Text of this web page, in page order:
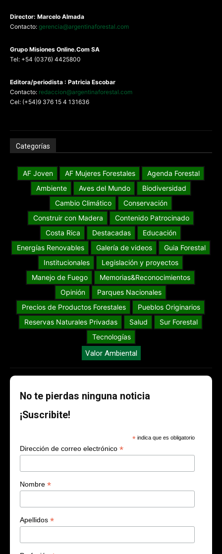
Director: Marcelo Almada
Contacto: gerencia@argentinaforestal.com
Grupo Misiones Online.Com SA
Tel: +54 (0376) 4425800
Editora/periodista : Patricia Escobar
Contacto: redaccion@argentinaforestal.com
Cel: (+54)9 376 15 4 131636
Categorías
AF Joven AF Mujeres Forestales
Agenda Forestal
Ambiente
Aves del Mundo
Biodiversidad
Cambio Climático
Conservación
Construir con Madera
Contenido Patrocinado
Costa Rica
Destacadas
Educación
Energías Renovables
Galería de videos
Guia Forestal
Institucionales
Legislación y proyectos
Manejo de Fuego
Memorias&Reconocimientos
Opinión
Parques Nacionales
Precios de Productos Forestales
Pueblos Originarios
Reservas Naturales Privadas
Salud
Sur Forestal
Tecnologías
Valor Ambiental
No te pierdas ninguna noticia
¡Suscribite!
* indica que es obligatorio
Dirección de correo electrónico *
Nombre *
Apellidos *